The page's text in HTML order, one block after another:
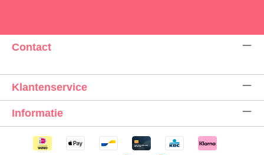
Contact
Klantenservice
Informatie